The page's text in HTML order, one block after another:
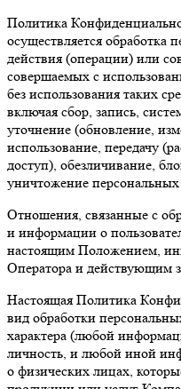
Политика
осуществляется
действия (операции) или
совершаемых с
без использования таких
включая сбор, запись,
уточнение (обновление,
использование, передачу
доступ), обезличивание,
уничтожение
Отношения, связанные с
и информации о
настоящим Положением,
Оператора и действующим
Настоящая Политика
вид обработки
характера (любой
личность, и любой иной
о физических лицах,